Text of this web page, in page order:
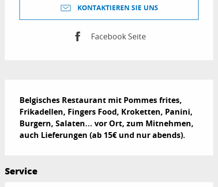
KONTAKTIEREN SIE UNS
Facebook Seite
Belgisches Restaurant mit Pommes frites,
Frikadellen, Fingers Food, Kroketten, Panini,
Burgern, Salaten... vor Ort, zum Mitnehmen,
auch Lieferungen (ab 15€ und nur abends).
Service